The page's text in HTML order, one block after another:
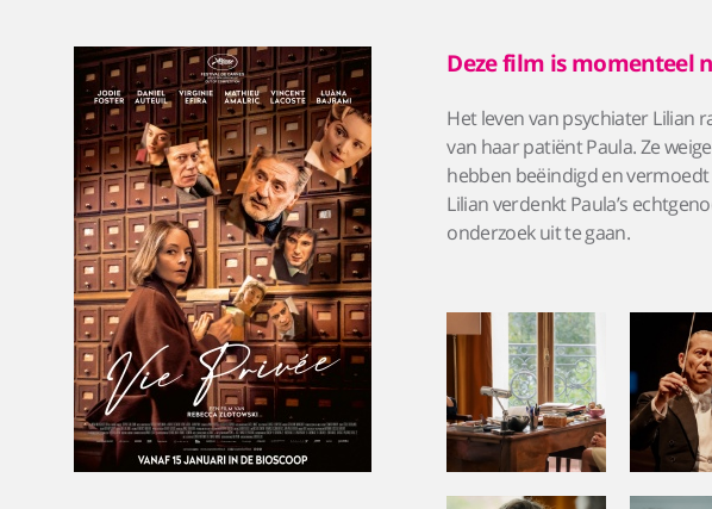
Deze film is momenteel
Het leven van psychiater Lilian
van haar patiënt Paula. Ze
hebben beëindigd en
Lilian verdenkt Paula’s
onderzoek uit te gaan.